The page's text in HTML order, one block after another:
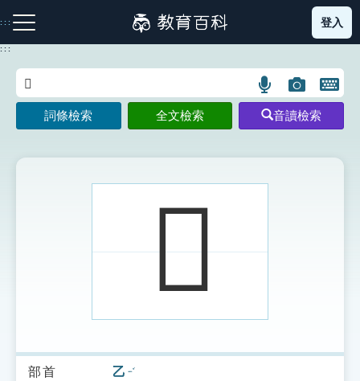
到
主
:::
注音索引圖示 筆畫索引圖示 部首索引表圖示
索引選單
登入
:::
語
言
搜
示
圖
片
搜
開
鍵
圖
詞條檢索 全文檢索 音讀檢索
𠄋
部首 乙 ㄧˇ